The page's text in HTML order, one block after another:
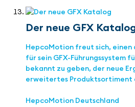
Der neue GFX
HepcoMotion freut sich,
für sein GFX-Führungssystem
bekannt zu geben, der neue
erweitertes Produktsortiment
HepcoMotion Deutschland